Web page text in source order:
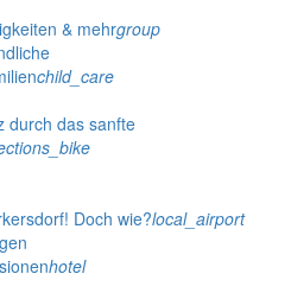
& mehrgroup
child_care
durch das sanfte
Doch wie?local_airport
hotel